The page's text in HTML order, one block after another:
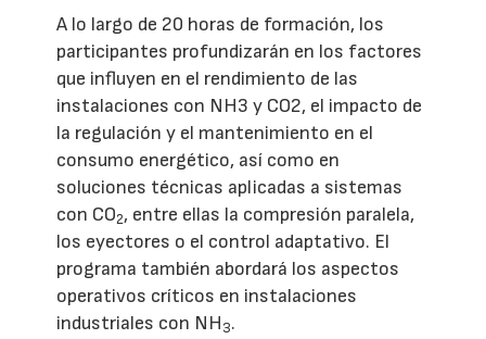
A lo largo de 20 horas de formación, los
participantes profundizarán en los factores
que influyen en el rendimiento de las
instalaciones con NH3 y CO2, el impacto de
la regulación y el mantenimiento en el
consumo energético, así como en
soluciones técnicas aplicadas a sistemas
con CO2, entre ellas la compresión paralela,
los eyectores o el control adaptativo. El
programa también abordará los aspectos
operativos críticos en instalaciones
industriales con NH3.